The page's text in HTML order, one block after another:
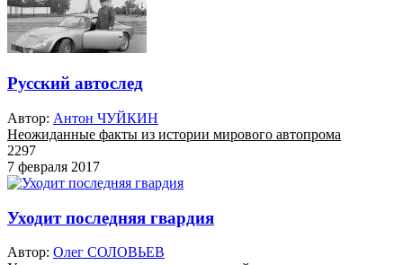
Русский автослед
Автор: Антон ЧУЙКИН
Неожиданные факты из истории мирового автопрома
2297
7 февраля 2017
Уходит последняя гвардия
Автор: Олег СОЛОВЬЕВ